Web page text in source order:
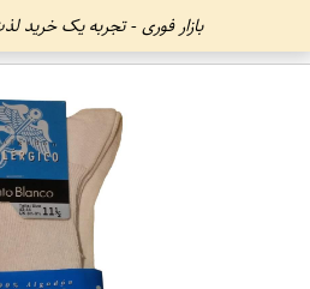
بازار فوری - تجربه یک